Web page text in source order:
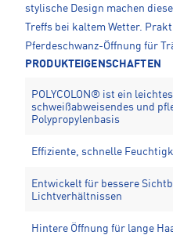
stylische Design machen
Treffs bei kaltem Wetter.
Pferdeschwanz-Öffnung für
PRODUKTEIGENSCHAFTEN
POLYCOLON® ist ein
schweißabweisendes und
Polypropylenbasis
Effiziente, schnelle
Entwickelt für bessere
Lichtverhältnissen
Hintere Öffnung für lange